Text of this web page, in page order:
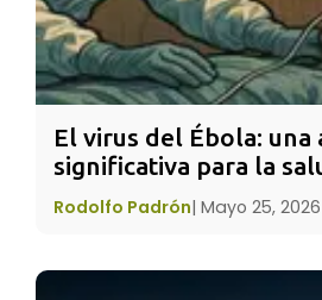
de café, cuando las cosas
reaccionas mejor y haces
alrededor mejoren”.
El virus del Ébola: una
significativa para la
Rodolfo Padrón| Mayo 25, 2026